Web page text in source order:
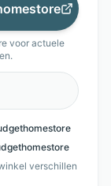
voor actuele
verschillen